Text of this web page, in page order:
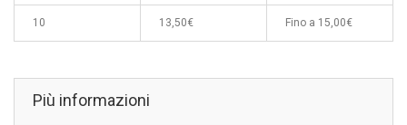
10 13,50€ Fino a 15,00€
Più informazioni